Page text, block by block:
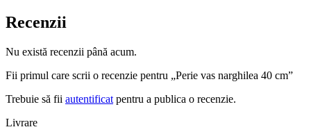
Recenzii
Nu există recenzii până acum.
Fii primul care scrii o recenzie pentru „Perie vas narghilea 40 cm”
Trebuie să fii autentificat pentru a publica o recenzie.
Livrare